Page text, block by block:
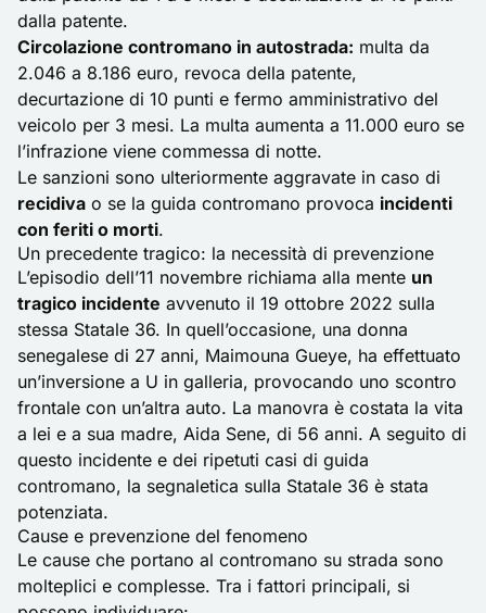
dalla patente.
Circolazione contromano in autostrada: multa da
2.046 a 8.186 euro, revoca della patente,
decurtazione di 10 punti e fermo amministrativo del
veicolo per 3 mesi. La multa aumenta a 11.000 euro se
l’infrazione viene commessa di notte.
Le sanzioni sono ulteriormente aggravate in caso di
recidiva o se la guida contromano provoca incidenti
con feriti o morti.
Un precedente tragico: la necessità di prevenzione
L’episodio dell’11 novembre richiama alla mente un
tragico incidente avvenuto il 19 ottobre 2022 sulla
stessa Statale 36. In quell’occasione, una donna
senegalese di 27 anni, Maimouna Gueye, ha effettuato
un’inversione a U in galleria, provocando uno scontro
frontale con un’altra auto. La manovra è costata la vita
a lei e a sua madre, Aida Sene, di 56 anni. A seguito di
questo incidente e dei ripetuti casi di guida
contromano, la segnaletica sulla Statale 36 è stata
potenziata.
Cause e prevenzione del fenomeno
Le cause che portano al contromano su strada sono
molteplici e complesse. Tra i fattori principali, si